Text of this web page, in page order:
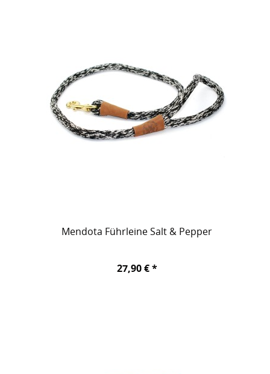
Mendota Führleine Salt & Pepper
27,90 € *